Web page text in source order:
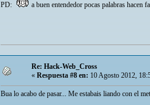
PD: a buen entendedor pocas palabras hacen
Re: Hack-Web_Cross
«Respuesta #8 en:10 Agosto 2012,
Bua lo acabo de pasar... Me estabais liando con el